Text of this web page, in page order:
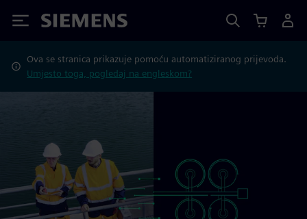
Siemens
Ova se stranica prikazuje pomoću automatiziranog prijevoda.
Umjesto toga, pogledaj na engleskom?